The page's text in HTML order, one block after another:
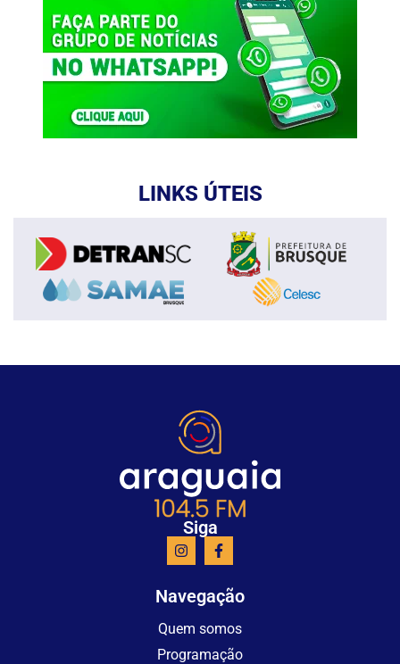
LINKS ÚTEIS
Siga
Navegação
Quem somos
Programação